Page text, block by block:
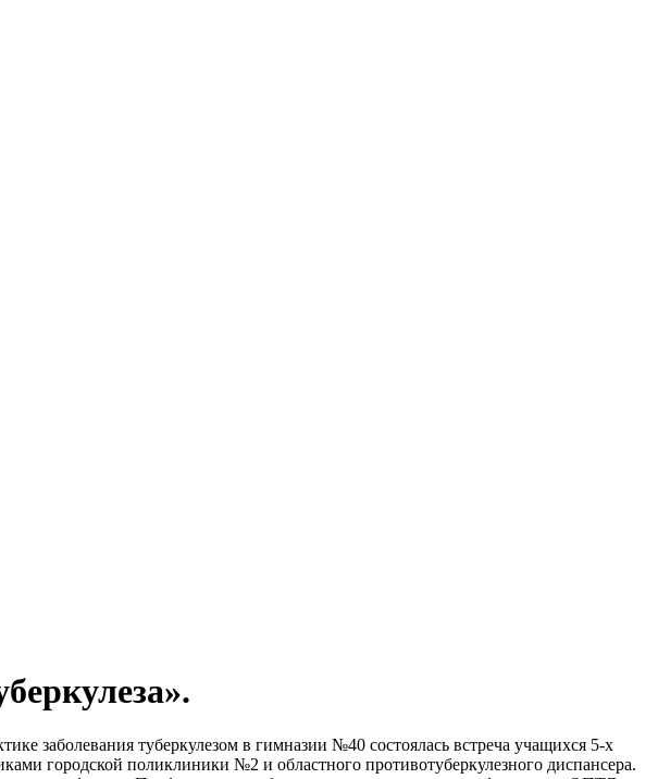
заболевания туберкулезом в гимназии №40 состоялась встреча учащихся 5-х
городской поликлиники №2 и областного противотуберкулезного диспансера.